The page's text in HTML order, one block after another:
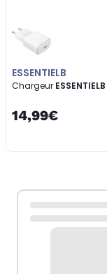
ESSENTIELB
Chargeur ESSENTIELB
14,99€